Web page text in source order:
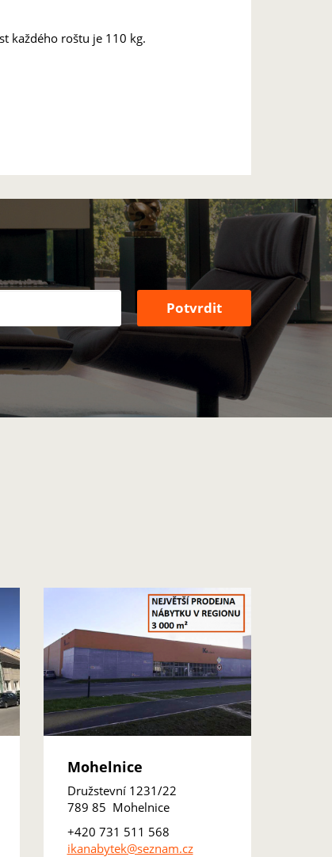
každého roštu je 110 kg.
Mohelnice
Družstevní 1231/22
789 85 Mohelnice
+420 731 511 568
ikanabytek@seznam.cz